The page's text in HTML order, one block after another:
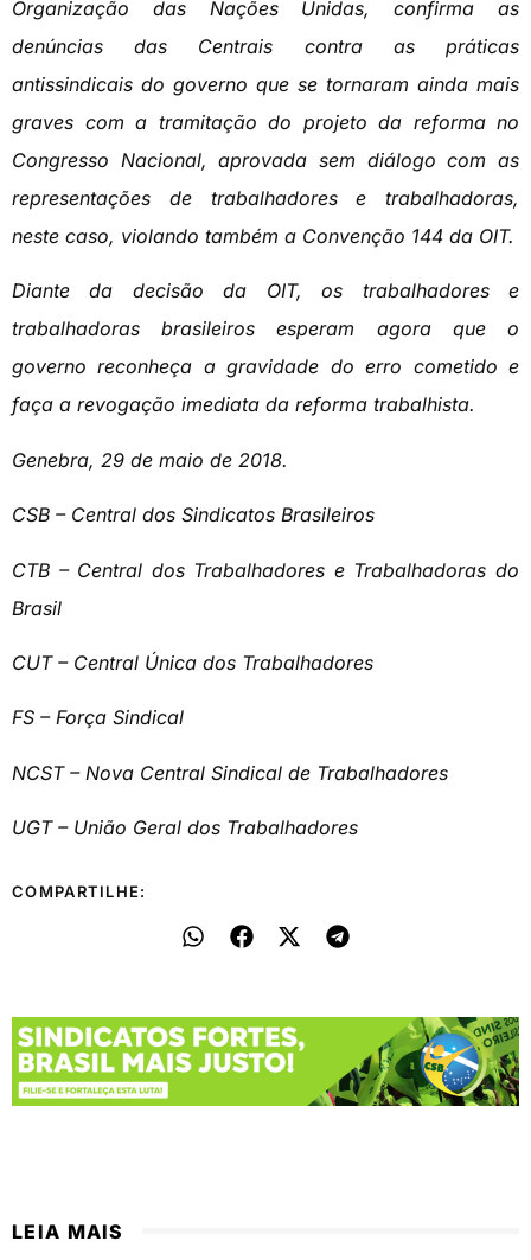
Organização das Nações Unidas, confirma as
denúncias das Centrais contra as práticas
antissindicais do governo que se tornaram ainda mais
graves com a tramitação do projeto da reforma no
Congresso Nacional, aprovada sem diálogo com as
representações de trabalhadores e trabalhadoras,
neste caso, violando também a Convenção 144 da OIT.
Diante da decisão da OIT, os trabalhadores e
trabalhadoras brasileiros esperam agora que o
governo reconheça a gravidade do erro cometido e
faça a revogação imediata da reforma trabalhista.
Genebra, 29 de maio de 2018.
CSB – Central dos Sindicatos Brasileiros
CTB – Central dos Trabalhadores e Trabalhadoras do
Brasil
CUT – Central Única dos Trabalhadores
FS – Força Sindical
NCST – Nova Central Sindical de Trabalhadores
UGT – União Geral dos Trabalhadores
COMPARTILHE:
LEIA MAIS